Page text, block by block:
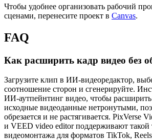
Чтобы удобнее организовать рабочий
сценами, перенесите проект в Canvas.
FAQ
Как расширить кадр видео без
Загрузите клип в ИИ-видеоредактор,
соотношение сторон и сгенерируйте.
ИИ-аутпейнтинг видео, чтобы расширить
исходные видеоданные нетронутыми,
обрезается и не растягивается. PixVerse
и VEED video editor поддерживают
видеомонтажа для форматов TikTok,